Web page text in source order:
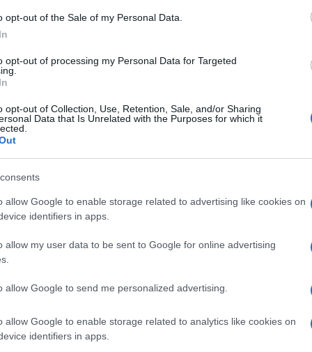
opt-out of the Sale of my Personal Data.
opt-out of processing my Personal Data for Targeted
opt-out of Collection, Use, Retention, Sale, and/or Sharing
Data that Is Unrelated with the Purposes for which it
allow Google to enable storage related to advertising like cookies on
identifiers in apps.
allow my user data to be sent to Google for online advertising
allow Google to send me personalized advertising.
allow Google to enable storage related to analytics like cookies on
identifiers in apps.
sta guadagnando sempre più consensi fra gli
rispetto ai canoni sportivi italiani, offre
come lo sport possa fungere da ponte tra
per riflettere sul valore sociale e culturale
ma un momento di celebrazione per le
in cui il dibattito sull’identità e sulla coesione
Ogni partita diventa un palcoscenico per
di una cultura condivisa che si può esprimere
“Tutta Italia zona rossa a
Pasqua e Pasquetta”